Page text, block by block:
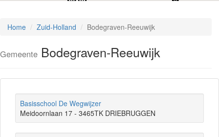
Home Zuid-Holland Bodegraven-Reeuwijk
Gemeente Bodegraven-Reeuwijk
Basisschool De Wegwijzer
Meidoornlaan 17 - 3465TK DRIEBRUGGEN